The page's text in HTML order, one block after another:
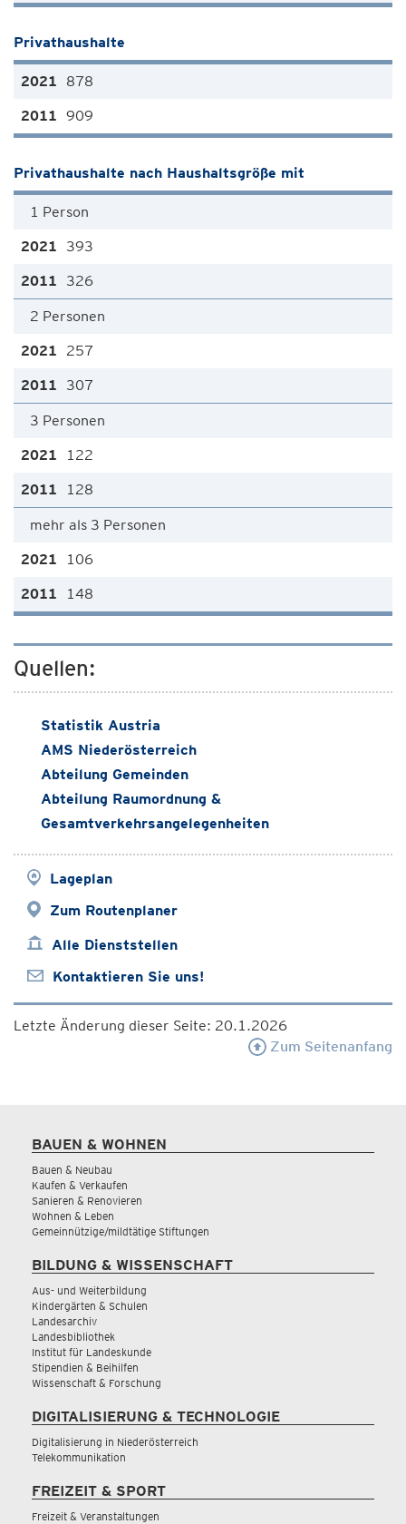
Privathaushalte
878
909
Privathaushalte nach Haushaltsgröße mit
1 Person
393
326
2 Personen
257
307
3 Personen
122
128
mehr als 3 Personen
106
148
Quellen:
Statistik Austria
AMS Niederösterreich
Abteilung Gemeinden
Abteilung Raumordnung &
Gesamtverkehrsangelegenheiten
Lageplan
Zum Routenplaner
Alle Dienststellen
Kontaktieren Sie uns!
Letzte Änderung dieser Seite: 20.1.2026
Zum Seitenanfang
BAUEN & WOHNEN
Bauen & Neubau
Kaufen & Verkaufen
Sanieren & Renovieren
Wohnen & Leben
Gemeinnützige/mildtätige Stiftungen
BILDUNG & WISSENSCHAFT
Aus- und Weiterbildung
Kindergärten & Schulen
Landesarchiv
Landesbibliothek
Institut für Landeskunde
Stipendien & Beihilfen
Wissenschaft & Forschung
DIGITALISIERUNG & TECHNOLOGIE
Digitalisierung in Niederösterreich
Telekommunikation
FREIZEIT & SPORT
Freizeit & Veranstaltungen